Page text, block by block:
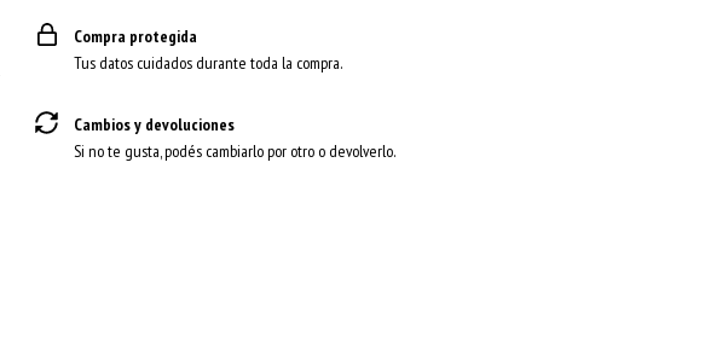
Compra protegida
Tus datos cuidados durante toda la compra.
Cambios y devoluciones
Si no te gusta, podés cambiarlo por otro o devolverlo.